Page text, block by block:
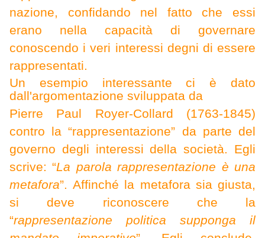
nazione, confidando nel fatto che essi
erano nella capacità di governare
conoscendo i veri interessi degni di essere
rappresentati.
Un esempio interessante ci è dato
dall'argomentazione sviluppata da
Pierre Paul Royer-Collard (1763-1845)
contro la “rappresentazione” da parte del
governo degli interessi della società. Egli
scrive: “La parola rappresentazione è una
metafora”. Affinché la metafora sia giusta,
si deve riconoscere che la
“rappresentazione politica supponga il